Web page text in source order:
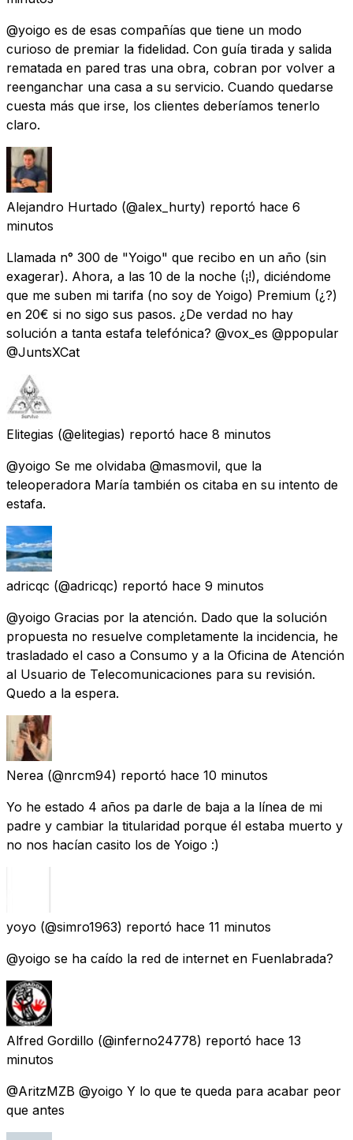
@yoigo es de esas compañías que tiene un modo
curioso de premiar la fidelidad. Con guía tirada y salida
rematada en pared tras una obra, cobran por volver a
reenganchar una casa a su servicio. Cuando quedarse
cuesta más que irse, los clientes deberíamos tenerlo
claro.
Alejandro Hurtado (@alex_hurty) reportó hace 6
minutos
Llamada n° 300 de "Yoigo" que recibo en un año (sin
exagerar). Ahora, a las 10 de la noche (¡!), diciéndome
que me suben mi tarifa (no soy de Yoigo) Premium (¿?)
en 20€ si no sigo sus pasos. ¿De verdad no hay
solución a tanta estafa telefónica? @vox_es @ppopular
@JuntsXCat
Elitegias (@elitegias) reportó hace 8 minutos
@yoigo Se me olvidaba @masmovil, que la
teleoperadora María también os citaba en su intento de
estafa.
adricqc (@adricqc) reportó hace 9 minutos
@yoigo Gracias por la atención. Dado que la solución
propuesta no resuelve completamente la incidencia, he
trasladado el caso a Consumo y a la Oficina de Atención
al Usuario de Telecomunicaciones para su revisión.
Quedo a la espera.
Nerea (@nrcm94) reportó hace 10 minutos
Yo he estado 4 años pa darle de baja a la línea de mi
padre y cambiar la titularidad porque él estaba muerto y
no nos hacían casito los de Yoigo :)
yoyo (@simro1963) reportó hace 11 minutos
@yoigo se ha caído la red de internet en Fuenlabrada?
Alfred Gordillo (@inferno24778) reportó hace 13
minutos
@AritzMZB @yoigo Y lo que te queda para acabar peor
que antes